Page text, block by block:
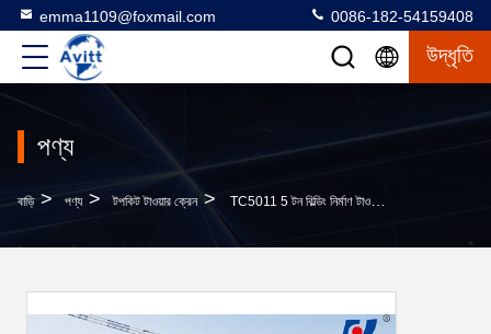
emma1109@foxmail.com 0086-182-54159408
উদ্ধৃতি
পণ্য
বাড়ি > পণ্য > টপকিট টাওয়ার ক্রেন > TC5011 5 টন বিল্ডিং নির্মাণ টাওয়ার ক্রেন QTZ63 নিরাপত্তা সরঞ্জাম